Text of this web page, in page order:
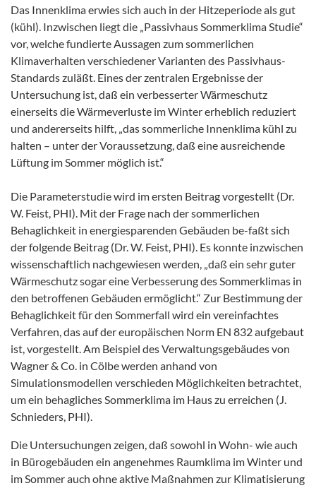
Das Innenklima erwies sich auch in der Hitzeperiode als gut
(kühl). Inzwischen liegt die „Passivhaus Sommerklima Studie“
vor, welche fundierte Aussagen zum sommerlichen
Klimaverhalten verschiedener Varianten des Passivhaus-
Standards zuläßt. Eines der zentralen Ergebnisse der
Untersuchung ist, daß ein verbesserter Wärmeschutz
einerseits die Wärmeverluste im Winter erheblich reduziert
und andererseits hilft, „das sommerliche Innenklima kühl zu
halten – unter der Voraussetzung, daß eine ausreichende
Lüftung im Sommer möglich ist.“
Die Parameterstudie wird im ersten Beitrag vorgestellt (Dr.
W. Feist, PHI). Mit der Frage nach der sommerlichen
Behaglichkeit in energiesparenden Gebäuden be-faßt sich
der folgende Beitrag (Dr. W. Feist, PHI). Es konnte inzwischen
wissenschaftlich nachgewiesen werden, „daß ein sehr guter
Wärmeschutz sogar eine Verbesserung des Sommerklimas in
den betroffenen Gebäuden ermöglicht.“ Zur Bestimmung der
Behaglichkeit für den Sommerfall wird ein vereinfachtes
Verfahren, das auf der europäischen Norm EN 832 aufgebaut
ist, vorgestellt. Am Beispiel des Verwaltungsgebäudes von
Wagner & Co. in Cölbe werden anhand von
Simulationsmodellen verschieden Möglichkeiten betrachtet,
um ein behagliches Sommerklima im Haus zu erreichen (J.
Schnieders, PHI).
Die Untersuchungen zeigen, daß sowohl in Wohn- wie auch
in Bürogebäuden ein angenehmes Raumklima im Winter und
im Sommer auch ohne aktive Maßnahmen zur Klimatisierung